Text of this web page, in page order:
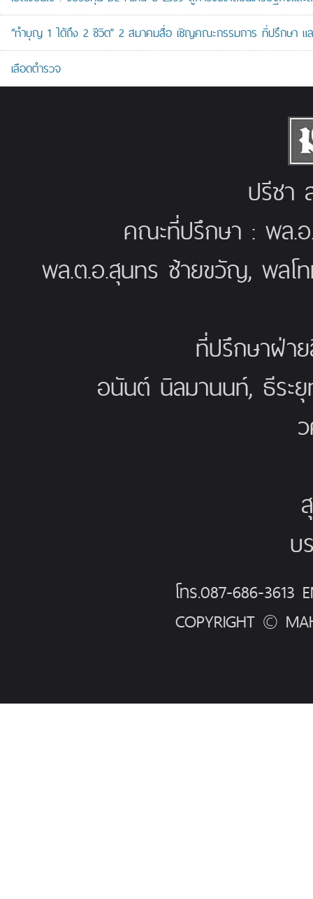
“ทำบุญ 1 ได้ถึง 2 ชีวิต” 2 สมาคมสื่อ เชิญคณะกรรมการ ที่ปรึกษา แ
เลือดตำรวจ
ปรีชา
คณะที่ปรึกษา : พล.
พล.ต.อ.สุนทร ซ้ายขวัญ, พล
ที่ปรึกษาฝ่า
อนันต์ นิลมานนท์, ธีร
บ
โทร.087-686-3613
COPYRIGHT ©